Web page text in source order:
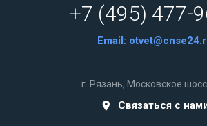
+7 (495) 477-
Email:
г. Рязань, Московское
Связаться с